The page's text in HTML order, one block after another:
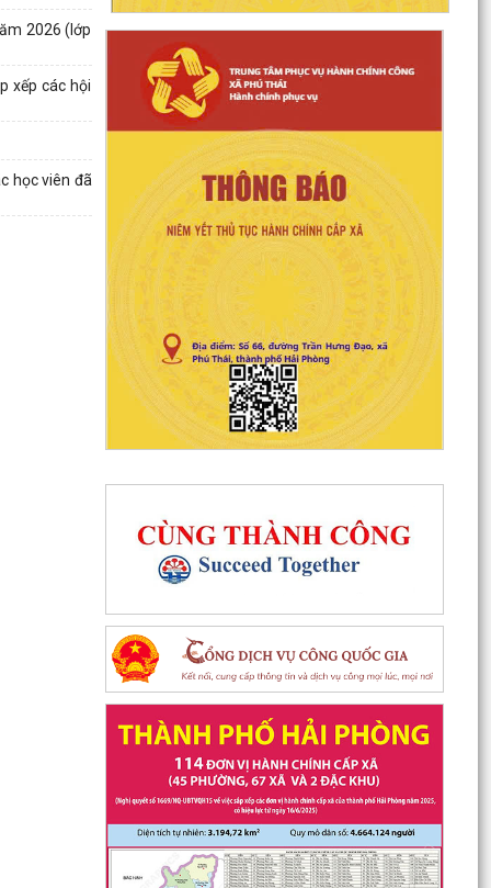
2026 (lớp
xếp các hội
học viên đã
Trung tâm Dịch vụ sự nghiệp công xã Phú Thái
đã tổ chức 08 lớp tập huấn chuyển giao khoa
học kỹ...